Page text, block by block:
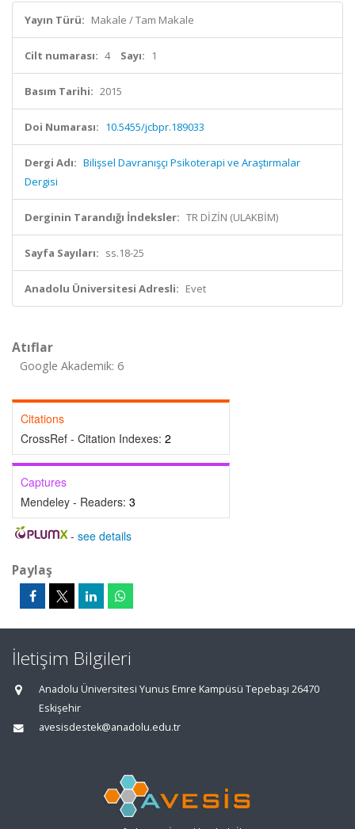
Yayın Türü: Makale / Tam Makale
Cilt numarası: 4 Sayı: 1
Basım Tarihi: 2015
Doi Numarası: 10.5455/jcbpr.189033
Dergi Adı: Bilişsel Davranışçı Psikoterapi ve Araştırmalar
Dergisi
Derginin Tarandığı İndeksler: TR DİZİN (ULAKBİM)
Sayfa Sayıları: ss.18-25
Anadolu Üniversitesi Adresli: Evet
Atıflar
Google Akademik: 6
Citations
CrossRef - Citation Indexes: 2
Captures
Mendeley - Readers: 3
- see details
Paylaş
İletişim Bilgileri
Anadolu Üniversitesi Yunus Emre Kampüsü Tepebaşı 26470
Eskişehir
avesisdestek@anadolu.edu.tr